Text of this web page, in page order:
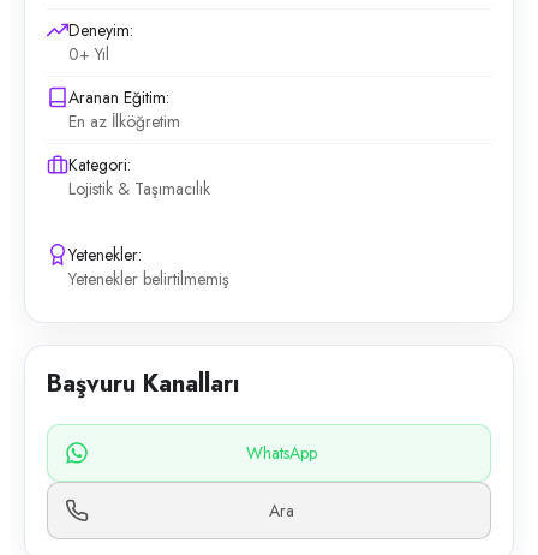
Deneyim:
0+ Yıl
Aranan Eğitim:
En az İlköğretim
Kategori:
Lojistik & Taşımacılık
Yetenekler:
Yetenekler belirtilmemiş
Başvuru Kanalları
WhatsApp
Ara